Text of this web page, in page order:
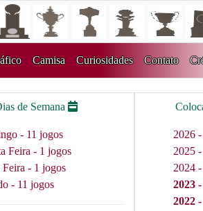
Camisa Curiosidades Contato
de Semana
- 11 jogos
Feira - 1 jogos
Feira - 1 jogos
- 11 jogos
2026 -
2025 -
2024 -
2023 -
2022 -